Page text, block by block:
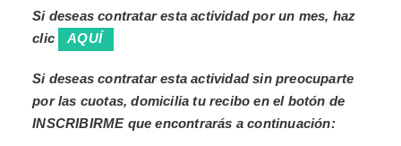
Si deseas contratar esta actividad por un mes, haz
clic
AQUÍ
Si deseas contratar esta actividad sin preocuparte
por las cuotas, domicilia tu recibo en el botón de
INSCRIBIRME que encontrarás a continuación: